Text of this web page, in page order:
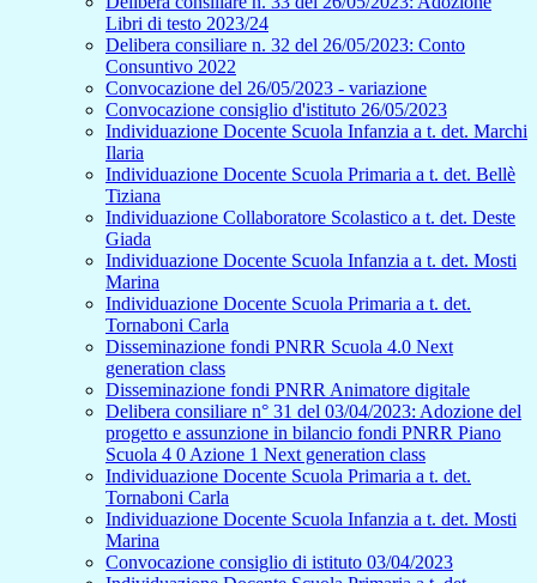
Libri di testo 2023/24
Delibera consiliare n. 32 del 26/05/2023: Conto
Consuntivo 2022
Convocazione del 26/05/2023 - variazione
Convocazione consiglio d'istituto 26/05/2023
Individuazione Docente Scuola Infanzia a t. det. Marchi
Ilaria
Individuazione Docente Scuola Primaria a t. det. Bellè
Tiziana
Individuazione Collaboratore Scolastico a t. det. Deste
Giada
Individuazione Docente Scuola Infanzia a t. det. Mosti
Marina
Individuazione Docente Scuola Primaria a t. det.
Tornaboni Carla
Disseminazione fondi PNRR Scuola 4.0 Next
generation class
Disseminazione fondi PNRR Animatore digitale
Delibera consiliare n° 31 del 03/04/2023: Adozione del
progetto e assunzione in bilancio fondi PNRR Piano
Scuola 4 0 Azione 1 Next generation class
Individuazione Docente Scuola Primaria a t. det.
Tornaboni Carla
Individuazione Docente Scuola Infanzia a t. det. Mosti
Marina
Convocazione consiglio di istituto 03/04/2023